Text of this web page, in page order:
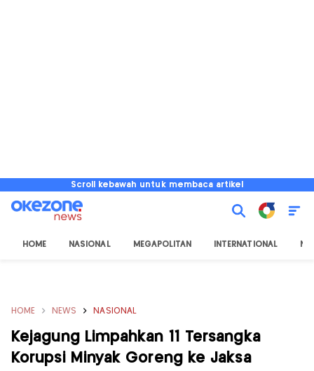
Scroll kebawah untuk membaca artikel
HOME NASIONAL MEGAPOLITAN INTERNATIONAL
HOME NEWS NASIONAL
Kejagung Limpahkan 11 Tersangka
Korupsi Minyak Goreng ke Jaksa